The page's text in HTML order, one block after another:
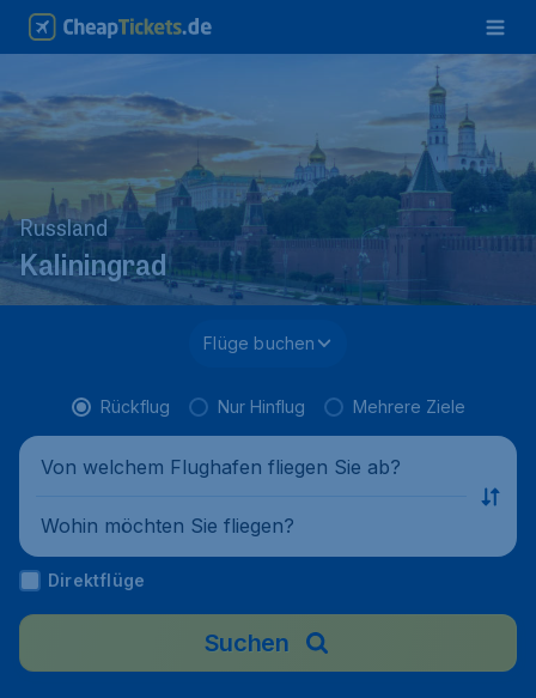
Russland
Kaliningrad
Flüge buchen
Rückflug Nur Hinflug Mehrere Ziele
Von welchem Flughafen fliegen Sie ab?
Wohin möchten Sie fliegen?
Direktflüge
Suchen